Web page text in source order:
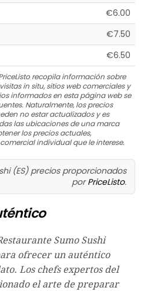
€6.00
€7.50
€6.50
recopila información sobre
in situ, sitios web comerciales y
informados en esta página web se
Naturalmente, los precios
no estar actualizados y es
las ubicaciones de una marca
los precios actuales,
individual que le interese.
(ES) precios proporcionados
porPriceListo.
Sumo Sushi
ofrecer un auténtico
Los chefs expertos del
el arte de preparar